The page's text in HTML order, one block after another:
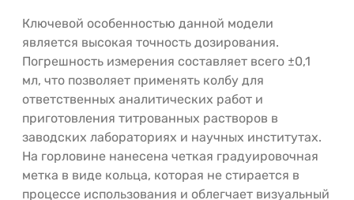
Ключевой особенностью данной модели
является высокая точность дозирования.
Погрешность измерения составляет всего ±0,1
мл, что позволяет применять колбу для
ответственных аналитических работ и
приготовления титрованных растворов в
заводских лабораториях и научных институтах.
На горловине нанесена четкая градуировочная
метка в виде кольца, которая не стирается в
процессе использования и облегчает визуальный